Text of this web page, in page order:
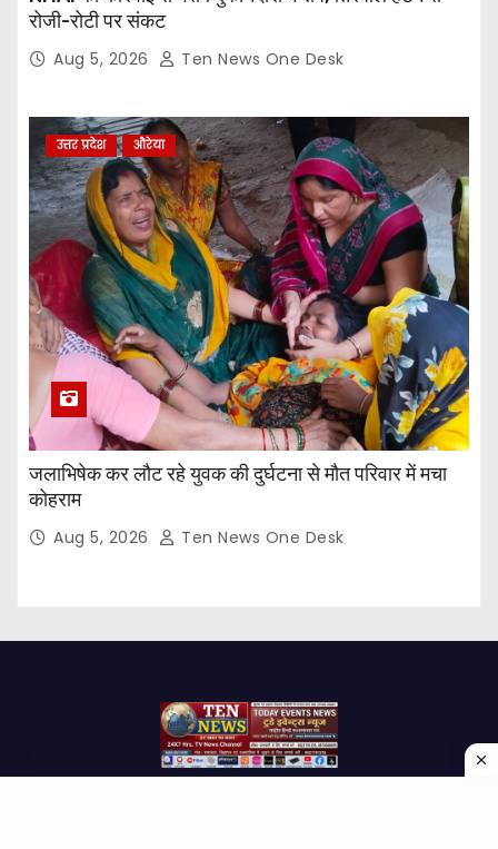
रोजी-रोटी पर संकट
Aug 5, 2026 Ten News One Desk
उत्तर प्रदेश औरेया
जलाभिषेक कर लौट रहे युवक की दुर्घटना से मौत परिवार में मचा
कोहराम
Aug 5, 2026 Ten News One Desk